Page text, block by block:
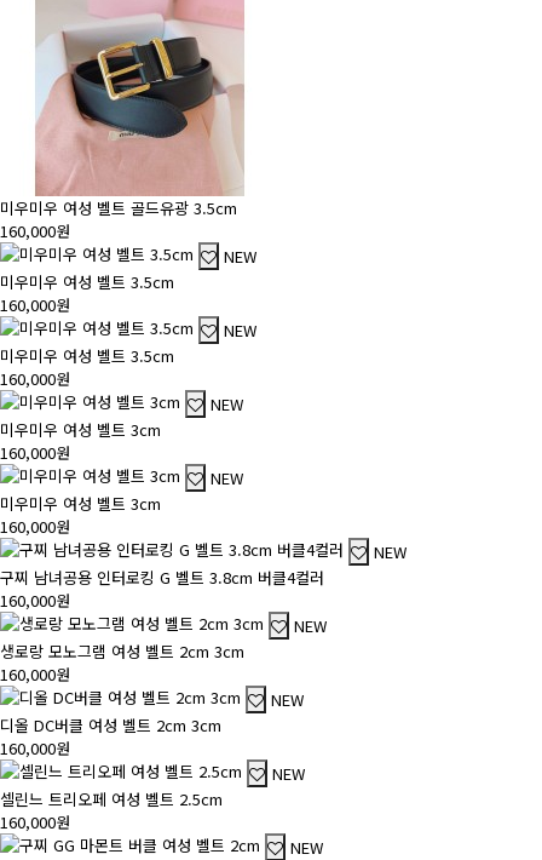
미우미우 여성 벨트 골드유광 3.5cm
160,000원
NEW
미우미우 여성 벨트 3.5cm
160,000원
NEW
미우미우 여성 벨트 3.5cm
160,000원
NEW
미우미우 여성 벨트 3cm
160,000원
NEW
미우미우 여성 벨트 3cm
160,000원
NEW
구찌 남녀공용 인터로킹 G 벨트 3.8cm 버클4컬러
160,000원
NEW
생로랑 모노그램 여성 벨트 2cm 3cm
160,000원
NEW
디올 DC버클 여성 벨트 2cm 3cm
160,000원
NEW
셀린느 트리오페 여성 벨트 2.5cm
160,000원
NEW